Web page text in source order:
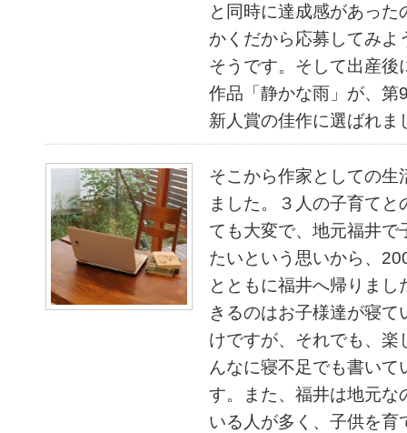
と同時に達成感があった
かくだから応募してみよ
そうです。そして出産後
作品「静かな雨」が、第
新人賞の佳作に選ばれま
そこから作家としての生
ました。３人の子育てと
ても大変で、地元福井で
たいという思いから、
とともに福井へ帰りまし
きるのはお子様達が寝て
けですが、それでも、楽
んなに寝不足でも書いて
す。また、福井は地元な
いる人が多く、子供を育